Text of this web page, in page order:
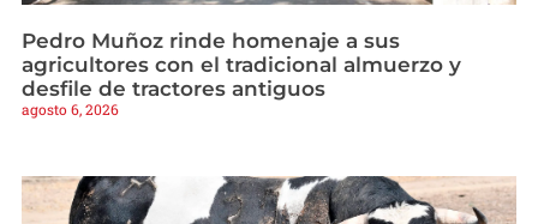
Pedro Muñoz rinde homenaje a sus
agricultores con el tradicional almuerzo y
desfile de tractores antiguos
agosto 6, 2026